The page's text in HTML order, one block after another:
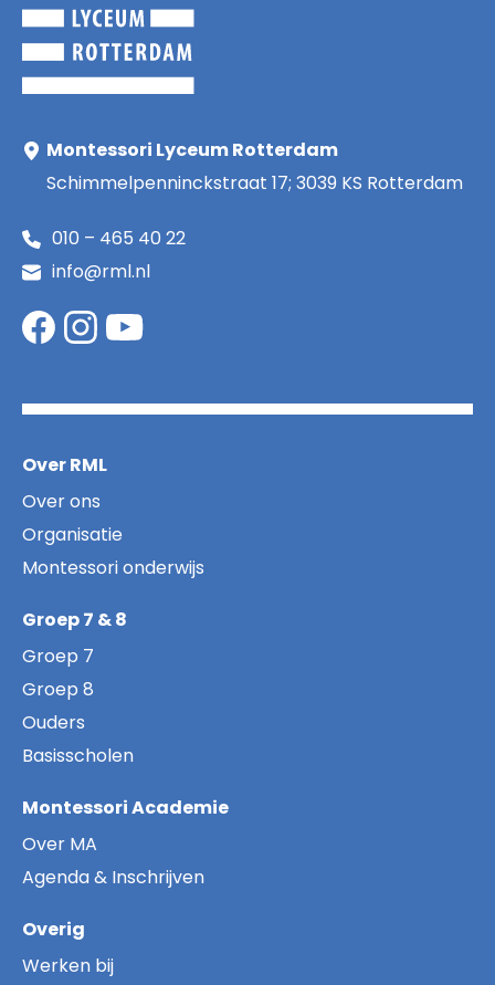
Montessori Lyceum Rotterdam
Schimmelpenninckstraat 17; 3039 KS Rotterdam
010 – 465 40 22
info@rml.nl
Over RML
Over ons
Organisatie
Montessori onderwijs
Groep 7 & 8
Groep 7
Groep 8
Ouders
Basisscholen
Montessori Academie
Over MA
Agenda & Inschrijven
Overig
Werken bij